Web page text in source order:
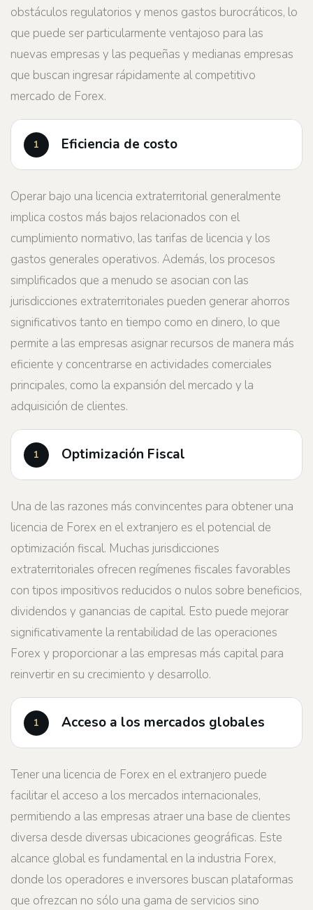
obstáculos regulatorios y menos gastos burocráticos, lo
que puede ser particularmente ventajoso para las
nuevas empresas y las pequeñas y medianas empresas
que buscan ingresar rápidamente al competitivo
mercado de Forex.
Eficiencia de costo
Operar bajo una licencia extraterritorial generalmente
implica costos más bajos relacionados con el
cumplimiento normativo, las tarifas de licencia y los
gastos generales operativos. Además, los procesos
simplificados que a menudo se asocian con las
jurisdicciones extraterritoriales pueden generar ahorros
significativos tanto en tiempo como en dinero, lo que
permite a las empresas asignar recursos de manera más
eficiente y concentrarse en actividades comerciales
principales, como la expansión del mercado y la
adquisición de clientes.
Optimización Fiscal
Una de las razones más convincentes para obtener una
licencia de Forex en el extranjero es el potencial de
optimización fiscal. Muchas jurisdicciones
extraterritoriales ofrecen regímenes fiscales favorables
con tipos impositivos reducidos o nulos sobre beneficios,
dividendos y ganancias de capital. Esto puede mejorar
significativamente la rentabilidad de las operaciones
Forex y proporcionar a las empresas más capital para
reinvertir en su crecimiento y desarrollo.
Acceso a los mercados globales
Tener una licencia de Forex en el extranjero puede
facilitar el acceso a los mercados internacionales,
permitiendo a las empresas atraer una base de clientes
diversa desde diversas ubicaciones geográficas. Este
alcance global es fundamental en la industria Forex,
donde los operadores e inversores buscan plataformas
que ofrezcan no sólo una gama de servicios sino